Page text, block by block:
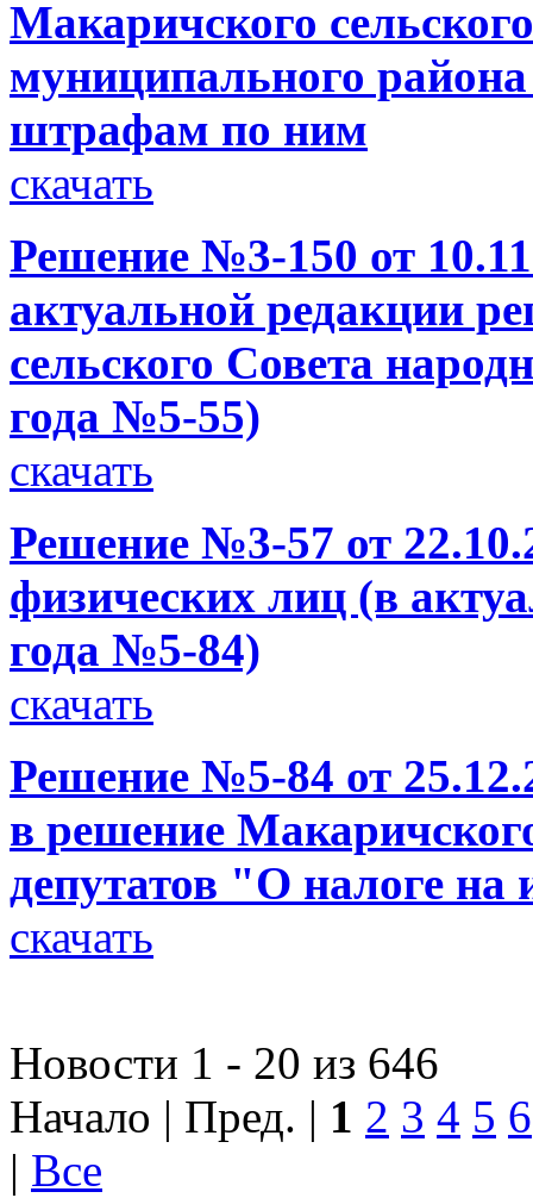
Макаричского
муниципального
штрафам по ним
скачать
Решение №3-150 от
актуальной редакции
сельского Совета
года №5-55)
скачать
Решение №3-57 от
физических лиц (в
года №5-84)
скачать
Решение №5-84 от
в решение
депутатов "О налоге
скачать
Новости 1 - 20 из 646
Начало | Пред. | 1 2 3 4 5 6
| Все